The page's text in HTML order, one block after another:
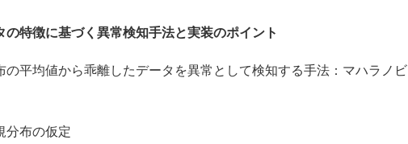
の特徴に基づく異常検知手法と実装のポイント
均値から乖離したデータを異常として検知する手法：マハラノビ
の仮定